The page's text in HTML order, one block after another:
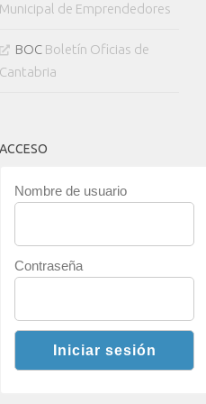
Municipal de Emprendedores
BOC Boletín Oficias de
Cantabria
ACCESO
Nombre de usuario
Contraseña